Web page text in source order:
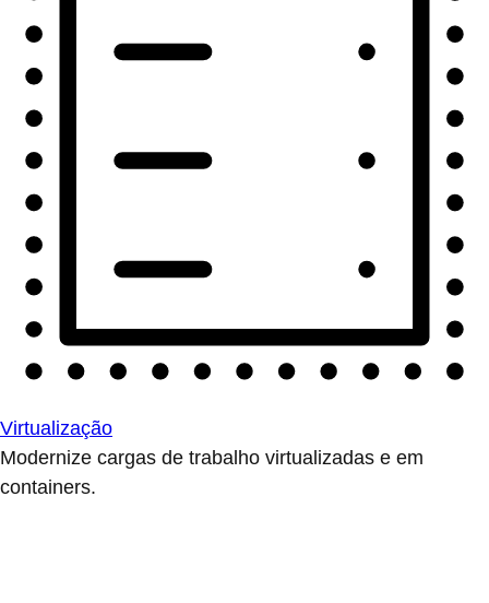
Virtualização
Modernize cargas de trabalho virtualizadas e em
containers.